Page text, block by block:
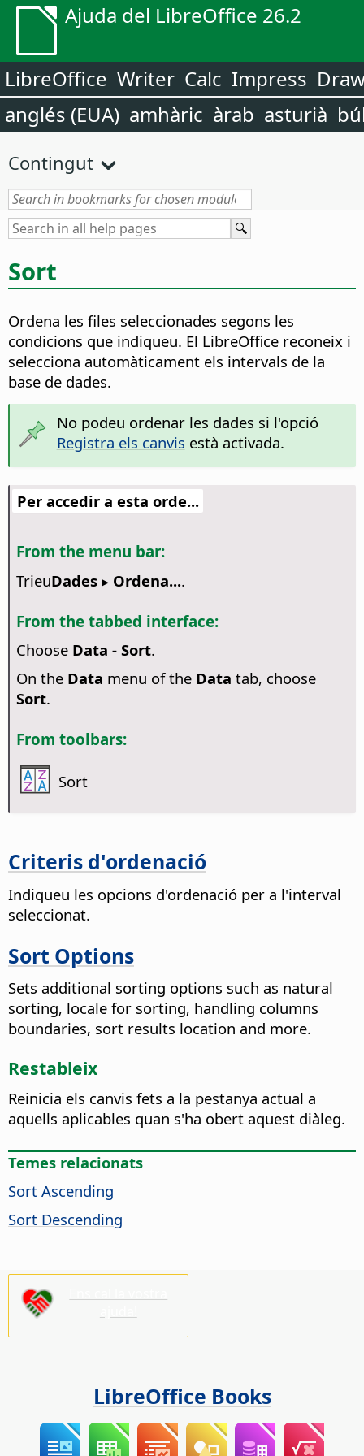
Ajuda del LibreOffice 26.2
LibreOffice Writer Calc Impress
anglés (EUA) amhàric àrab asturià
Contingut
Sort
Ordena les files seleccionades segons les
condicions que indiqueu. El LibreOffice reconeix i
selecciona automàticament els intervals de la
base de dades.
No podeu ordenar les dades si l'opció
Registra els canvis està activada.
Per accedir a esta orde...
From the menu bar:
TrieuDades ▸ Ordena....
From the tabbed interface:
Choose Data - Sort.
On the Data menu of the Data tab, choose
Sort.
From toolbars:
Sort
Criteris d'ordenació
Indiqueu les opcions d'ordenació per a l'interval
seleccionat.
Sort Options
Sets additional sorting options such as natural
sorting, locale for sorting, handling columns
boundaries, sort results location and more.
Restableix
Reinicia els canvis fets a la pestanya actual a
aquells aplicables quan s'ha obert aquest diàleg.
Temes relacionats
Sort Ascending
Sort Descending
LibreOffice Books